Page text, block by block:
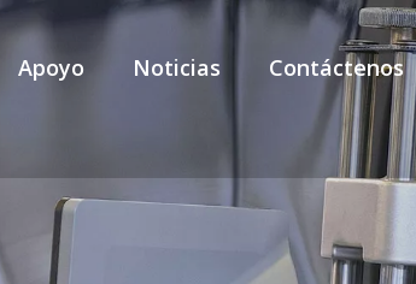
Apoyo Noticias Contáctenos